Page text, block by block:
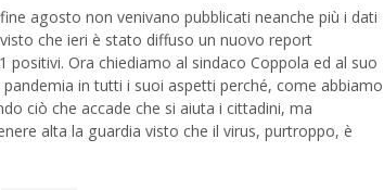
agosto non venivano pubblicati neanche più i dati
che ieri è stato diffuso un nuovo report
Ora chiediamo al sindaco Coppola ed al suo
in tutti i suoi aspetti perché, come abbiamo
ciò che accade che si aiuta i cittadini, ma
alta la guardia visto che il virus, purtroppo, è